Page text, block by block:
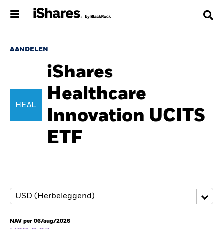
AANDELEN
HEAL
iShares
Healthcare
Innovation UCITS
ETF
NAV per 06/aug/2026